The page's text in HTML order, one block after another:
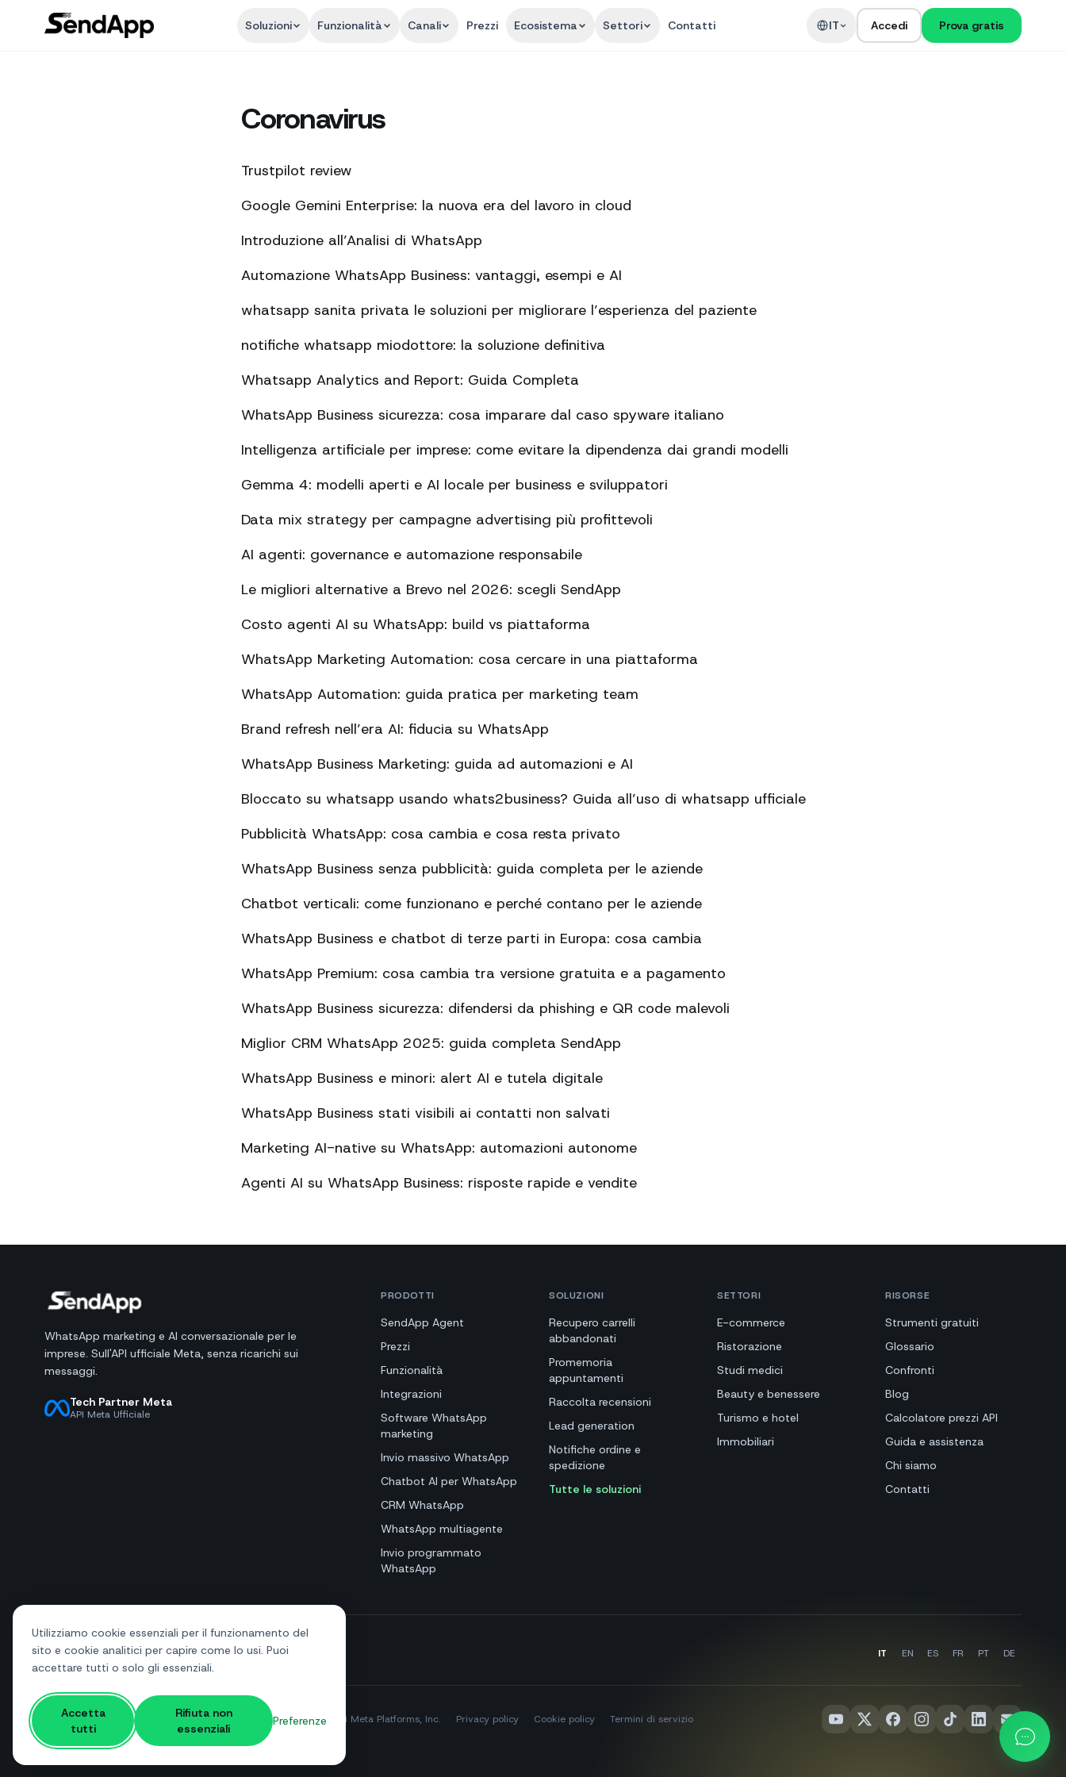
Utilizziamo cookie essenziali per il funzionamento del
sito e cookie analitici per capire come lo usi. Puoi
accettare tutti o solo gli essenziali.
Accetta
tutti
Rifiuta non
essenziali
Preferenze
Soluzioni Funzionalità Canali Prezzi Ecosistema Settori Contatti IT Accedi Prova gratis
Coronavirus
Trustpilot review
Google Gemini Enterprise: la nuova era del lavoro in cloud
Introduzione all’Analisi di WhatsApp
Automazione WhatsApp Business: vantaggi, esempi e AI
whatsapp sanita privata le soluzioni per migliorare l’esperienza del paziente
notifiche whatsapp miodottore: la soluzione definitiva
Whatsapp Analytics and Report: Guida Completa
WhatsApp Business sicurezza: cosa imparare dal caso spyware italiano
Intelligenza artificiale per imprese: come evitare la dipendenza dai grandi modelli
Gemma 4: modelli aperti e AI locale per business e sviluppatori
Data mix strategy per campagne advertising più profittevoli
AI agenti: governance e automazione responsabile
Le migliori alternative a Brevo nel 2026: scegli SendApp
Costo agenti AI su WhatsApp: build vs piattaforma
WhatsApp Marketing Automation: cosa cercare in una piattaforma
WhatsApp Automation: guida pratica per marketing team
Brand refresh nell’era AI: fiducia su WhatsApp
WhatsApp Business Marketing: guida ad automazioni e AI
Bloccato su whatsapp usando whats2business? Guida all’uso di whatsapp ufficiale
Pubblicità WhatsApp: cosa cambia e cosa resta privato
WhatsApp Business senza pubblicità: guida completa per le aziende
Chatbot verticali: come funzionano e perché contano per le aziende
WhatsApp Business e chatbot di terze parti in Europa: cosa cambia
WhatsApp Premium: cosa cambia tra versione gratuita e a pagamento
WhatsApp Business sicurezza: difendersi da phishing e QR code malevoli
Miglior CRM WhatsApp 2025: guida completa SendApp
WhatsApp Business e minori: alert AI e tutela digitale
WhatsApp Business stati visibili ai contatti non salvati
Marketing AI-native su WhatsApp: automazioni autonome
Agenti AI su WhatsApp Business: risposte rapide e vendite
WhatsApp marketing e AI conversazionale per le
imprese. Sull'API ufficiale Meta, senza ricarichi sui
messaggi.
Tech Partner Meta
API Meta Ufficiale
PRODOTTI
SendApp Agent
Prezzi
Funzionalità
Integrazioni
Software WhatsApp
marketing
Invio massivo WhatsApp
Chatbot AI per WhatsApp
CRM WhatsApp
WhatsApp multiagente
Invio programmato
WhatsApp
SOLUZIONI
Recupero carrelli
abbandonati
Promemoria
appuntamenti
Raccolta recensioni
Lead generation
Notifiche ordine e
spedizione
Tutte le soluzioni
SETTORI
E-commerce
Ristorazione
Studi medici
Beauty e benessere
Turismo e hotel
Immobiliari
RISORSE
Strumenti gratuiti
Glossario
Confronti
Blog
Calcolatore prezzi API
Guida e assistenza
Chi siamo
Contatti
+39 081 544 7792info@sendapp.live IT EN ES FR PT DE
© 2026 SendApp. Tutti i diritti riservati. WhatsApp è un marchio di Meta Platforms, Inc. · Privacy policy · Cookie policy · Termini di servizio